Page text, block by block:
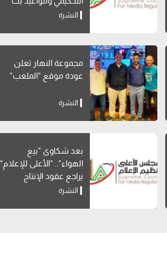
البرامج الرياضية
النشرة
مجموعة النهار تعلن
عودة موقع "الملعب"
النشرة
بعد شكاوى "بيع
الهواء".. "الأعلى للإعلام"
يراجع عقود الإنتاج
المشترك بالقنوات
النشرة